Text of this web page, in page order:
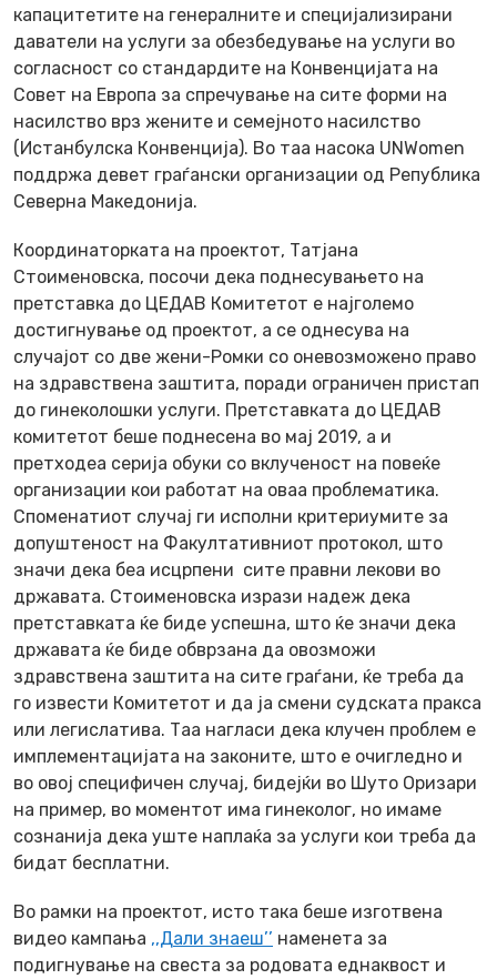
капацитетите на генералните и специјализирани
даватели на услуги за обезбедување на услуги во
согласност со стандардите на Конвенцијата на
Совет на Европа за спречување на сите форми на
насилство врз жените и семејното насилство
(Истанбулска Конвенција). Во таа насока UNWomen
поддржа девет граѓански организации од Република
Северна Македонија.
Координаторката на проектот, Татјана
Стоименовска, посочи дека поднесувањето на
претставка до ЦЕДАВ Комитетот е најголемо
достигнување од проектот, а се однесува на
случајот со две жени-Ромки со оневозможено право
на здравствена заштита, поради ограничен пристап
до гинеколошки услуги. Претставката до ЦЕДАВ
комитетот беше поднесена во мај 2019, а и
претходеа серија обуки со вклученост на повеќе
организации кои работат на оваа проблематика.
Споменатиот случај ги исполни критериумите за
допуштеност на Факултативниот протокол, што
значи дека беа исцрпени сите правни лекови во
државата. Стоименовска изрази надеж дека
претставката ќе биде успешна, што ќе значи дека
државата ќе биде обврзана да овозможи
здравствена заштита на сите граѓани, ќе треба да
го извести Комитетот и да ја смени судската пракса
или легислатива. Таа нагласи дека клучен проблем е
имплементацијата на законите, што е очигледно и
во овој специфичен случај, бидејќи во Шуто Оризари
на пример, во моментот има гинеколог, но имаме
сознанија дека уште наплаќа за услуги кои треба да
бидат бесплатни.
Во рамки на проектот, исто така беше изготвена
видео кампања ,,Дали знаеш’’ наменета за
подигнување на свеста за родовата еднаквост и